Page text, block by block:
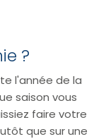
?
l'année de la
saison vous
faire votre
que sur une